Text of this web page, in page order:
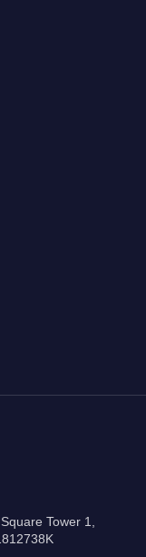
Tower 1,